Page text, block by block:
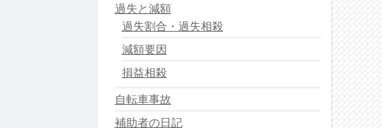
過失と減額
過失割合・過失相殺
減額要因
損益相殺
自転車事故
補助者の日記